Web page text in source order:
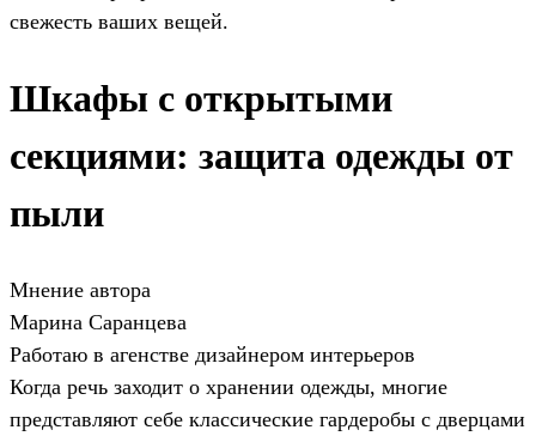
свежесть ваших вещей.
Шкафы с открытыми
секциями: защита одежды от
пыли
Мнение автора
Марина Саранцева
Работаю в агенстве дизайнером интерьеров
Когда речь заходит о хранении одежды, многие
представляют себе классические гардеробы с дверцами